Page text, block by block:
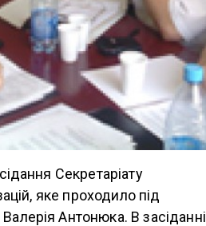
Секретаріату
яке проходило під
Антонюка. В засіданні